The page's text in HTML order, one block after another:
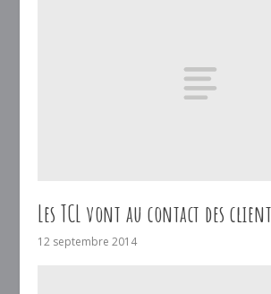
Les TCL vont au contact des
12 septembre 2014